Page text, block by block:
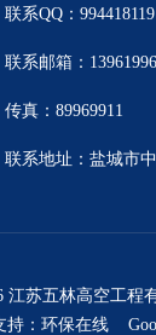
联系QQ：994418119
联系邮箱：
传真：89969911
联系地址：盐城市
江苏五林高空工程
： 环保在线